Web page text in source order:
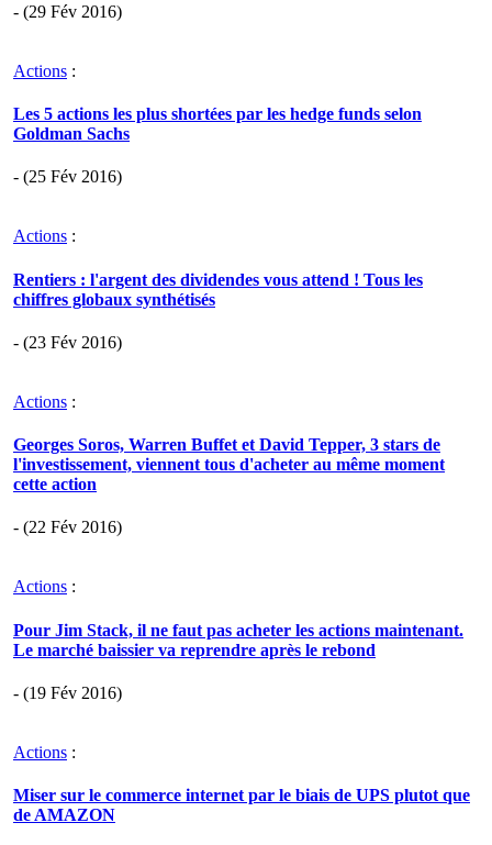
- (29 Fév 2016)
Actions :
Les 5 actions les plus shortées par les hedge funds selon
Goldman Sachs
- (25 Fév 2016)
Actions :
Rentiers : l'argent des dividendes vous attend ! Tous les
chiffres globaux synthétisés
- (23 Fév 2016)
Actions :
Georges Soros, Warren Buffet et David Tepper, 3 stars de
l'investissement, viennent tous d'acheter au même moment
cette action
- (22 Fév 2016)
Actions :
Pour Jim Stack, il ne faut pas acheter les actions maintenant.
Le marché baissier va reprendre après le rebond
- (19 Fév 2016)
Actions :
Miser sur le commerce internet par le biais de UPS plutot que
de AMAZON